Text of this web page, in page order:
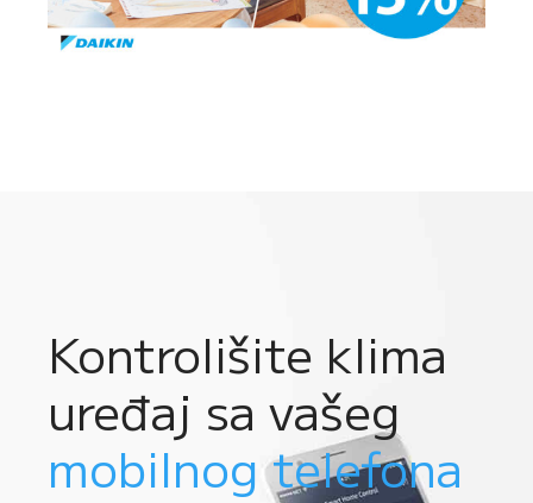
Kontrolišite klima
uređaj sa vašeg
mobilnog telefona